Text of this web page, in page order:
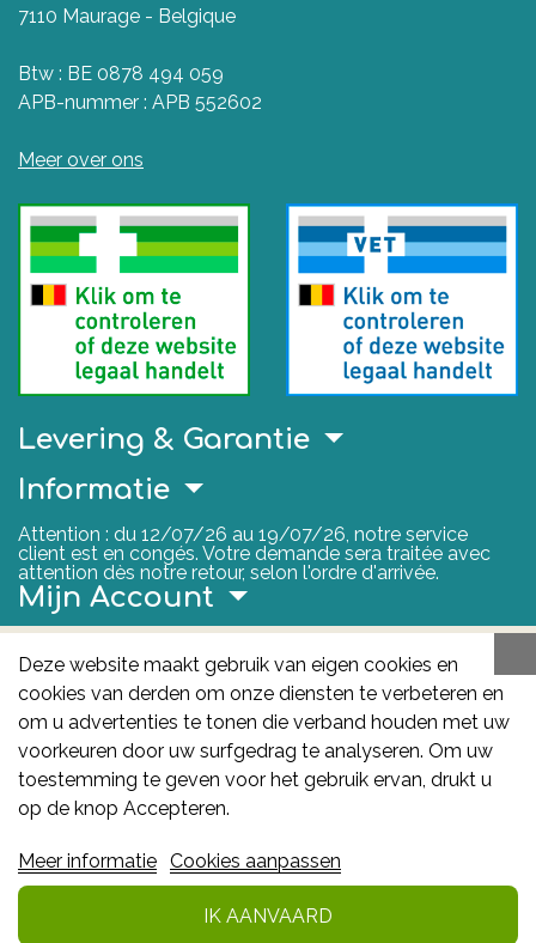
7110 Maurage - Belgique
Btw : BE 0878 494 059
APB-nummer : APB 552602
Meer over ons
Levering & Garantie
Deze website maakt gebruik van eigen cookies en
cookies van derden om onze diensten te verbeteren en
om u advertenties te tonen die verband houden met uw
voorkeuren door uw surfgedrag te analyseren. Om uw
toestemming te geven voor het gebruik ervan, drukt u
op de knop Accepteren.
Meer informatie Cookies aanpassen
IK AANVAARD
Informatie
Attention : du 12/07/26 au 19/07/26, notre service
client est en congés. Votre demande sera traitée avec
attention dès notre retour, selon l'ordre d'arrivée.
Mijn Account
Nuttige Links
FAGG
Het FAGG is de bevoegde autoriteit voor
geneesmiddelen en gezondheidsproducten in België.
Deze site valt onder haar controle.
Gezondheidsproducten - FAGG: Galileelaan 5/03
1210 Brussel